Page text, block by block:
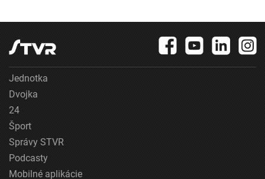
Jednotka
Dvojka
24
Šport
Správy STVR
Podcasty
Mobilné aplikácie